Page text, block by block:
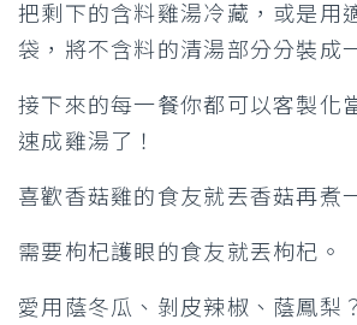
把剩下的含料雞湯冷藏，或是用
袋，將不含料的清湯部分分裝成
接下來的每一餐你都可以客製化
速成雞湯了！
喜歡香菇雞的食友就丟香菇再煮
需要枸杞護眼的食友就丟枸杞。
愛用蔭冬瓜、剝皮辣椒、蔭鳳梨